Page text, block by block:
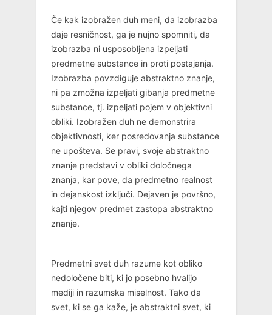
Če kak izobražen duh meni, da izobrazba
daje resničnost, ga je nujno spomniti, da
izobrazba ni usposobljena izpeljati
predmetne substance in proti postajanja.
Izobrazba povzdiguje abstraktno znanje,
ni pa zmožna izpeljati gibanja predmetne
substance, tj. izpeljati pojem v objektivni
obliki. Izobražen duh ne demonstrira
objektivnosti, ker posredovanja substance
ne upošteva. Se pravi, svoje abstraktno
znanje predstavi v obliki določnega
znanja, kar pove, da predmetno realnost
in dejanskost izključi. Dejaven je površno,
kajti njegov predmet zastopa abstraktno
znanje.
Predmetni svet duh razume kot obliko
nedoločene biti, ki jo posebno hvalijo
mediji in razumska miselnost. Tako da
svet, ki se ga kaže, je abstraktni svet, ki